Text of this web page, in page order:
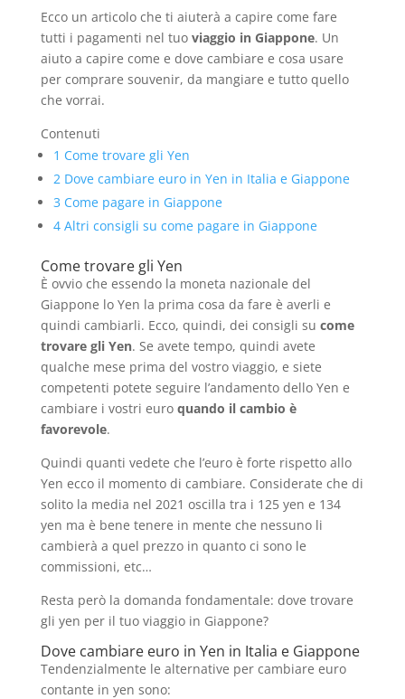
Ecco un articolo che ti aiuterà a capire come fare
tutti i pagamenti nel tuo viaggio in Giappone. Un
aiuto a capire come e dove cambiare e cosa usare
per comprare souvenir, da mangiare e tutto quello
che vorrai.
Contenuti
1 Come trovare gli Yen
2 Dove cambiare euro in Yen in Italia e Giappone
3 Come pagare in Giappone
4Altri consigli su come pagare in Giappone
Come trovare gli Yen
È ovvio che essendo la moneta nazionale del
Giappone lo Yen la prima cosa da fare è averli e
quindi cambiarli. Ecco, quindi, dei consigli su come
trovare gli Yen. Se avete tempo, quindi avete
qualche mese prima del vostro viaggio, e siete
competenti potete seguire l’andamento dello Yen e
cambiare i vostri euro quando il cambio è
favorevole.
Quindi quanti vedete che l’euro è forte rispetto allo
Yen ecco il momento di cambiare. Considerate che di
solito la media nel 2021 oscilla tra i 125 yen e 134
yen ma è bene tenere in mente che nessuno li
cambierà a quel prezzo in quanto ci sono le
commissioni, etc…
Resta però la domanda fondamentale: dove trovare
gli yen per il tuo viaggio in Giappone?
Dove cambiare euro in Yen in Italia e Giappone
Tendenzialmente le alternative per cambiare euro
contante in yen sono: